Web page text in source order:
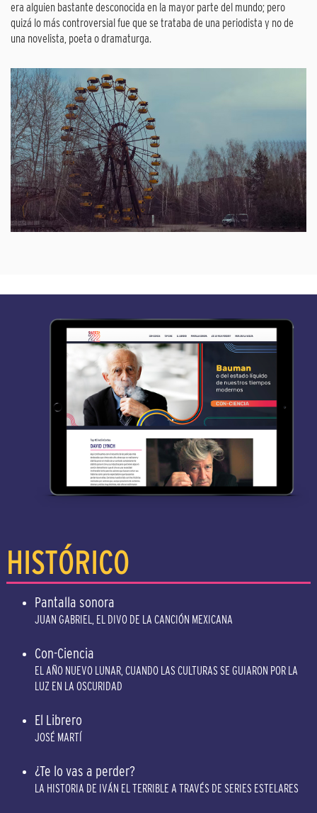
era alguien bastante desconocida en la mayor parte del mundo; pero
quizá lo más controversial fue que se trataba de una periodista y no de
una novelista, poeta o dramaturga.
HISTÓRICO
Pantalla sonora
JUAN GABRIEL, EL DIVO DE LA CANCIÓN MEXICANA
Con-Ciencia
EL AÑO NUEVO LUNAR, CUANDO LAS CULTURAS SE GUIARON POR LA
LUZ EN LA OSCURIDAD
El Librero
JOSÉ MARTÍ
¿Te lo vas a perder?
LA HISTORIA DE IVÁN EL TERRIBLE A TRAVÉS DE SERIES ESTELARES